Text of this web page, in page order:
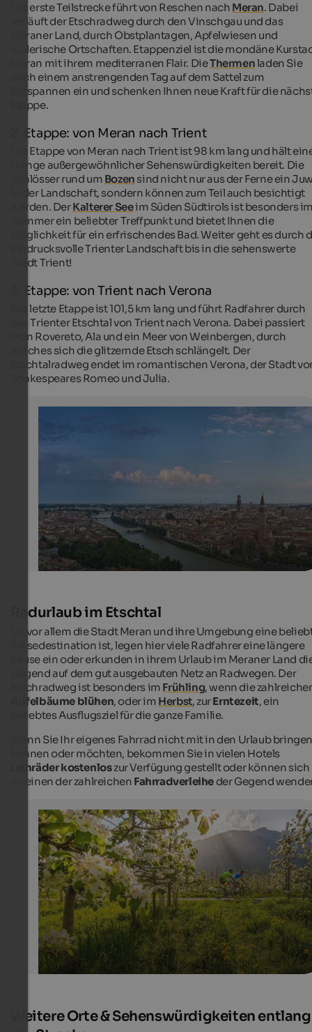
Die erste Teilstrecke führt von Reschen nach Meran. Dabei
verläuft der Etschradweg durch den Vinschgau und das
Meraner Land, durch Obstplantagen, Apfelwiesen und
malerische Ortschaften. Etappenziel ist die mondäne
Meran mit ihrem mediterranen Flair. DieThermenladen Sie
nach einem anstrengenden Tag auf dem Sattel zum
Entspannen ein und schenken Ihnen neue Kraft für die
Etappe.
2. Etappe: von Meran nach Trient
Die Etappe von Meran nach Trient ist 98 km lang und hält
Menge außergewöhnlicher Sehenswürdigkeiten bereit. Die
Schlösser rund um Bozen sind nicht nur aus der Ferne ein
in der Landschaft, sondern können zum Teil auch besichtigt
werden. DerKalterer Seeim Süden Südtirols ist besonders
Sommer ein beliebter Treffpunkt und bietet Ihnen die
Möglichkeit für ein erfrischendes Bad. Weiter geht es durch
eindrucksvolle Trienter Landschaft bis in die sehenswerte
Stadt Trient!
3. Etappe: von Trient nach Verona
Die letzte Etappe ist 101,5 km lang und führt Radfahrer durch
das Trienter Etschtal von Trient nach Verona. Dabei passiert
man Rovereto, Ala und ein Meer von Weinbergen, durch
welches sich die glitzernde Etsch schlängelt. Der
Etschtalradweg endet im romantischen Verona, der Stadt
Shakespeares Romeo und Julia.
Blühende Obstgärten in Tramin
Radtour durch die Obstplantagen in Tramin an der
Tourismusverein Tramin - Antie Braito
Radurlaub im Etschtal
Da vor allem die Stadt Meran und ihre Umgebung eine
Reisedestination ist, legen hier viele Radfahrer eine längere
Pause ein oder erkunden in ihrem Urlaub im Meraner Land
Gegend auf dem gut ausgebauten Netz an Radwegen. Der
Etschradweg ist besonders im Frühling, wenn die
Apfelbäume blühen, oder im Herbst, zurErntezeit, ein
beliebtes Ausflugsziel für die ganze Familie.
Wenn Sie Ihr eigenes Fahrrad nicht mit in den Urlaub
können oder möchten, bekommen Sie in vielen Hotels
Leihräder kostenloszur Verfügung gestellt oder können sich
an einen der zahlreichen Fahrradverleihe der Gegend
Weitere Orte & Sehenswürdigkeiten entlang